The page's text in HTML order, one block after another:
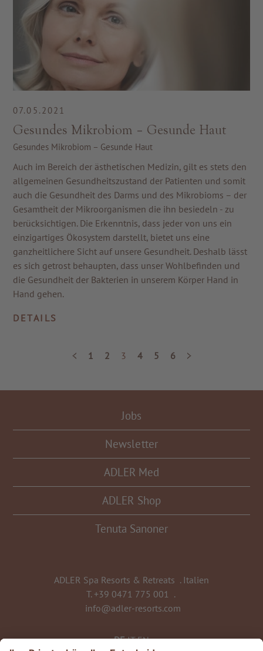
07.05.2021
Gesundes Mikrobiom – Gesunde Haut
Gesundes Mikrobiom – Gesunde Haut
Auch im Bereich der ästhetischen Medizin, gilt es stets den
allgemeinen Gesundheitszustand der Patienten und somit
auch die Gesundheit des Darms und des Mikrobioms – der
Gesamtheit der Mikroorganismen die ihn besiedeln - zu
berücksichtigen. Die Erkenntnis, dass jeder von uns ein
einzigartiges Ökosystem darstellt, bietet uns eine
ganzheitlichere Sicht auf unsere Gesundheit. Deshalb lässt
es sich getrost behaupten, dass unser Wohlbefinden und
die Gesundheit der Bakterien in unserem Körper Hand in
Hand gehen.
DETAILS
1 2 3 4 5 6
Jobs
Newsletter
ADLER Med
ADLER Shop
Tenuta Sanoner
ADLER Spa Resorts & Retreats . Italien
T. +39 0471 775 001
.
info@adler-resorts.com
DE IT EN